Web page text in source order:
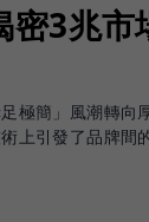
密3兆
極簡」風潮轉
上引發了品牌間